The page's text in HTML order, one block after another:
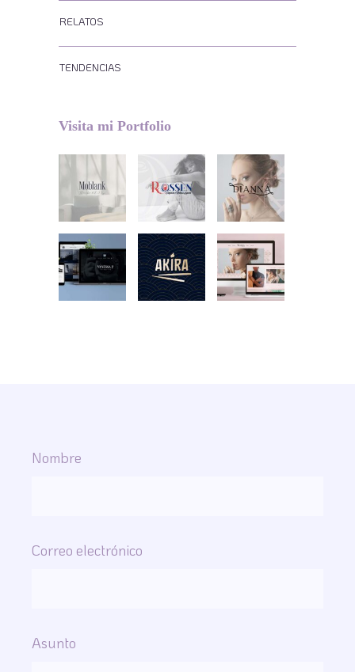
RELATOS
TENDENCIAS
Visita mi Portfolio
Nombre
Correo electrónico
Asunto